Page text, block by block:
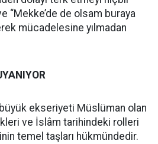
“Mekke’de de olsam buraya
mücadelesine yılmadan
ekseriyeti Müslüman olan
ve İslâm tarihindeki rolleri
temel taşları hükmündedir.